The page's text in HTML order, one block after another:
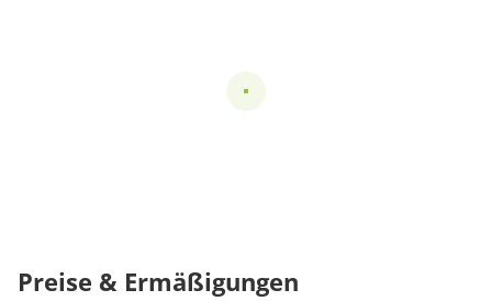
Preise & Ermäßigungen